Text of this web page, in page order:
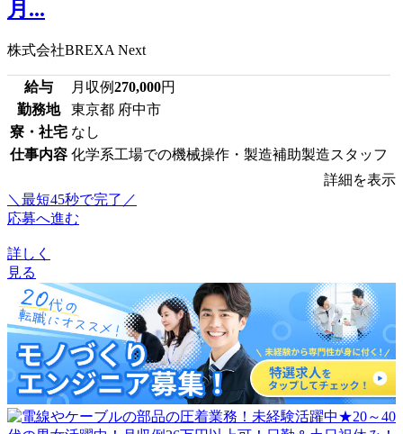
月...
株式会社BREXA Next
給与 月収例270,000円
勤務地
東京都 府中市
寮・社宅 なし
仕事内容 化学系工場での機械操作・製造補助製造スタッフ
詳細を表示
＼最短45秒で完了／
応募へ進む
詳しく
見る